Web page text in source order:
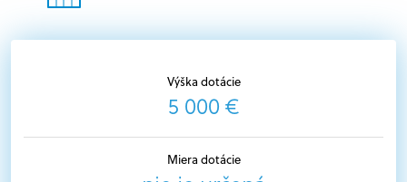
Výška dotácie
5 000 €
Miera dotácie